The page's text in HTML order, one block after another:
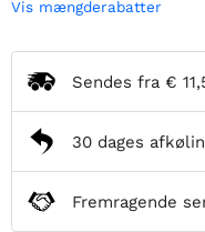
Vis mængderabatter
Sendes fra €
30 dages
Fremragende